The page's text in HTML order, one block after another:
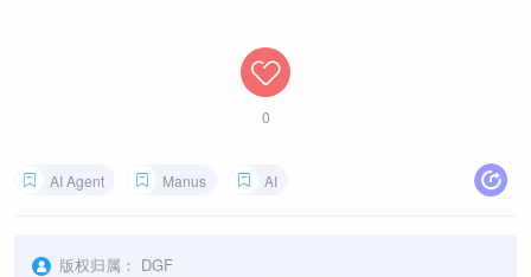
0
AI Agent Manus AI
版权归属： DGF